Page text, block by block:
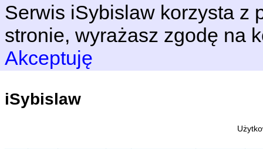
Serwis iSybislaw korzysta z
stronie, wyrażasz zgodę na
Akceptuję
iSybislaw